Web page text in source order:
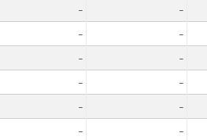
- -
- -
- -
- -
- -
- -